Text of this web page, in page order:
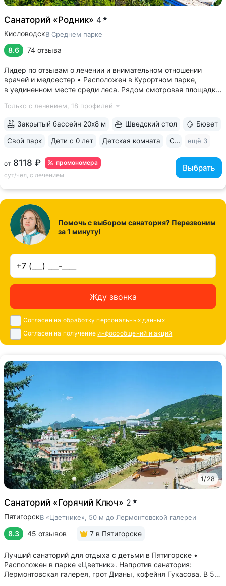
Санаторий «Родник» 4
КисловодскВ Среднем парке
8.6 74 отзыва
Лидер по отзывам о лечении и внимательном отношении
врачей и медсестер • Расположен в Курортном парке,
в уединенном месте среди леса. Рядом смотровая площадка.
пение птиц • Удобный выход в Нижний и Верхний парки:
Только с лечением, 18 профилей
промономера
от 8118 ₽
сут/чел, с лечением
Выбрать
Закрытый бассейн 20х8 м Шведский стол Бювет
Свой парк Дети с 0 лет Детская комната Спа ещё 3
Помочь с выбором санатория? Перезвоним
за 1 минуту!
Жду звонка
Согласен на обработку персональных данных
Согласен на получение инфосообщений и акций
1/28
Санаторий «Горячий Ключ» 2
ПятигорскВ «Цветнике», 50 м до Лермонтовской галереи
8.3 45 отзывов 7 в Пятигорске
Лучший санаторий для отдыха с детьми в Пятигорске •
Расположен в парке «Цветник». Напротив санатория:
Лермонтовская галерея, грот Дианы, кофейня Гукасова. В 5-х